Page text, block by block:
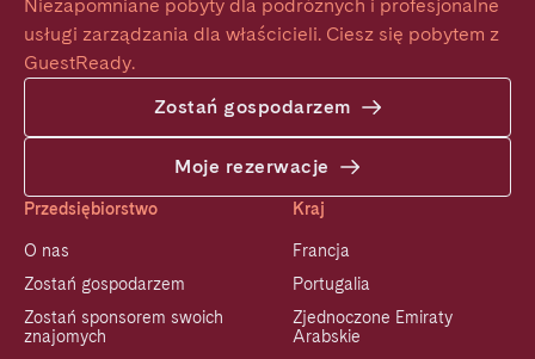
Niezapomniane pobyty dla podróżnych i profesjonalne
usługi zarządzania dla właścicieli. Ciesz się pobytem z
GuestReady.
Zostań gospodarzem
Moje rezerwacje
Przedsiębiorstwo
O nas
Zostań gospodarzem
Zostań sponsorem swoich
znajomych
Kraj
Francja
Portugalia
Zjednoczone Emiraty
Arabskie